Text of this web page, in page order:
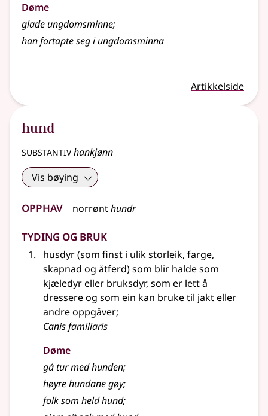
Døme
glade ungdomsminne;
han fortapte seg i ungdomsminna
Artikkelside
hund
substantivhankjønn
Vis bøying
Opphav norrønthundr
Tyding og bruk
husdyr (som finst i ulik storleik, farge,
skapnad og åtferd) som blir halde som
kjæledyr eller bruksdyr, som er lett å
dressere og som ein kan bruke til jakt eller
andre oppgåver;
Canis familiaris
Døme
gå tur med hunden;
høyre hundane gøy;
folk som held hund;